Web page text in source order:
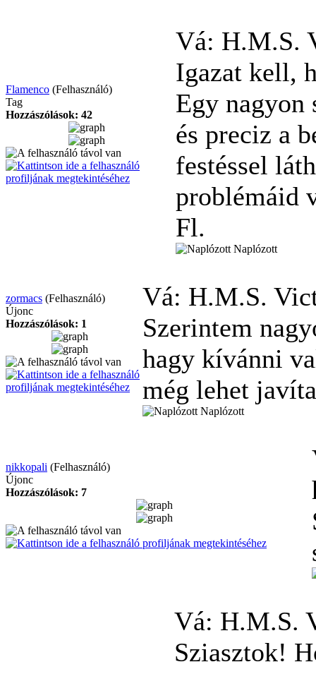
Flamenco (Felhasználó)
Tag
Hozzászólások: 42
Vá: H.M.S.
Igazat kell,
Egy nagyon
és preciz a
festéssel
problémáid
Fl.
Naplózott
zormacs (Felhasználó)
Újonc
Hozzászólások: 1
Vá: H.M.S.
Szerintem
hagy kívánni
még lehet
Naplózott
nikkopali (Felhasználó)
Újonc
Hozzászólások: 7
Vá: H.M.S.
Sziasztok!